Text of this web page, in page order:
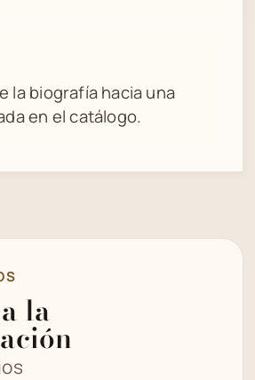
la biografía hacia una
en el catálogo.
la